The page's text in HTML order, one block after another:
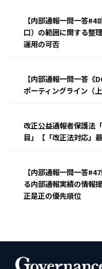
【内部通報一問一答
口）の範囲に関する整
運用の可否
【内部通報一問一答《
ポーティングライン（
改正公益通報者保護法
目」【「改正法対応」
【内部通報一問一答
る内部通報実績の情報
正是正の優先順位